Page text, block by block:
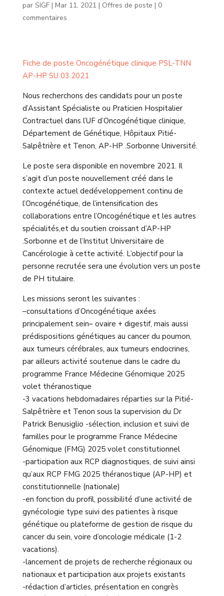
par SIGF| Mar 11, 2021 | Offres de poste | 0
commentaires
Fiche de poste Oncogénétique clinique PSL-TNN
AP-HP SU 03.2021
Nous recherchons des candidats pour un poste
d’Assistant Spécialiste ou Praticien Hospitalier
Contractuel dans l’UF d’Oncogénétique clinique,
Département de Génétique, Hôpitaux Pitié-
Salpêtrière et Tenon, AP-HP .Sorbonne Université.
Le poste sera disponible en novembre 2021. Il
s’agit d’un poste nouvellement créé dans le
contexte actuel dedéveloppement continu de
l’Oncogénétique, de l’intensification des
collaborations entre l’Oncogénétique et les autres
spécialités,et du soutien croissant d’AP-HP
.Sorbonne et de l’Institut Universitaire de
Cancérologie à cette activité. L’objectif pour la
personne recrutée sera une évolution vers un poste
de PH titulaire.
Les missions seront les suivantes :
–consultations d’Oncogénétique axées
principalement sein– ovaire + digestif, mais aussi
prédispositions génétiques au cancer du poumon,
aux tumeurs cérébrales, aux tumeurs endocrines,
par ailleurs activité soutenue dans le cadre du
programme France Médecine Génomique 2025
volet théranostique
-3 vacations hebdomadaires réparties sur la Pitié-
Salpêtrière et Tenon sous la supervision du Dr
Patrick Benusiglio -sélection, inclusion et suivi de
familles pour le programme France Médecine
Génomique (FMG) 2025 volet constitutionnel
-participation aux RCP diagnostiques, de suivi ainsi
qu’aux RCP FMG 2025 théranostique (AP-HP) et
constitutionnelle (nationale)
-en fonction du profil, possibilité d’une activité de
gynécologie type suivi des patientes à risque
génétique ou plateforme de gestion de risque du
cancer du sein, voire d’oncologie médicale (1-2
vacations).
-lancement de projets de recherche régionaux ou
nationaux et participation aux projets existants
-rédaction d’articles, présentation en congrès